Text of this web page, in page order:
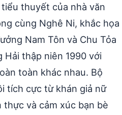
thuyết của nhà văn
cùng Nghê Ni, khắc họa
Nam Tôn và Chu Tỏa
thập niên 1990 với
toàn khác nhau. Bộ
tích cực từ khán giả nữ
và cảm xúc bạn bè